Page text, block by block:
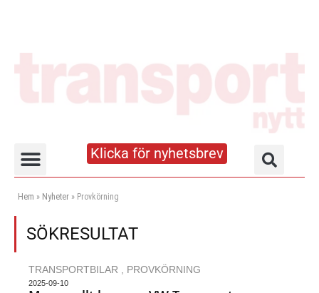
Klicka för nyhetsbrev
Hem » Nyheter » Provkörning
SÖKRESULTAT
TRANSPORTBILAR , PROVKÖRNING
2025-09-10